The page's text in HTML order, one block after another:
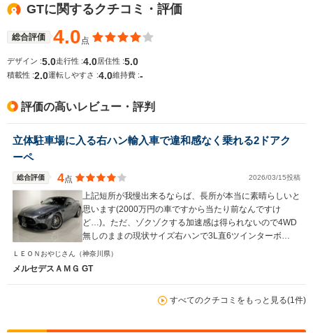
WLTCモード
燃費
GTに関するクチコミ・評価
総合評価 4.0点
デザイン :5.0走行性 :4.0 居住性 :5.0
積載性 :2.0運転しやすさ :4.0維持費 :-
評価の高いレビュー・評判
立体駐車場に入る右ハン輸入車で違和感なく乗れる2ドアク
ーペ
総合評価 4点 2026/03/15投稿
上記短所が我慢出来るならば、長所が本当に素晴らしいと
思います(2000万円の車ですから当たり前なんですけ
ど…)。ただ、ゾクゾクする加速感は得られないので4WD
無しのままの現状サイズ右ハンで3L直6ツインターボ
500PSオーバーを次期マイチェンで期待したいと思いま
ＬＥＯＮおやじさん （神奈川県）
メルセデスＡＭＧ GT
すべてのクチコミをもっと見る(1件)